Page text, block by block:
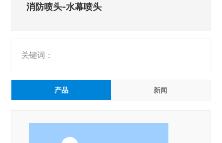
消防喷头-水幕喷头
关键词：
产品 新闻